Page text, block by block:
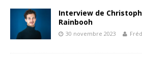
Interview de
Rainbooh
30 novembre 2023